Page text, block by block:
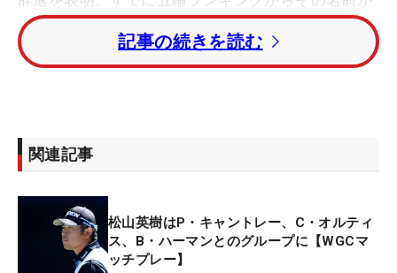
消えている。米国代表では現在トップを走るのがJT
で「五輪に出場できるチャンスがあることにとても
興奮している」と話す。
得ることができれば、それはこれまでの僕の人生で
最もうれしいことの一つ。五輪に出場できるなんて
得ることができたら、それだけで一番自慢できる大
会になる。チームUSAとして五輪を戦えるのはもの
すごく名誉なこと。出場権を得られることを望んで
記事の続きを読む
関連記事
松山英樹はP・キャントレー、C・オルティ
ス、B・ハーマンとのグループに【WGCマ
ッチプレー】